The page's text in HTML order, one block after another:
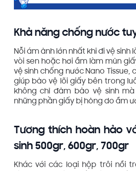
Khả năng chống nước
Nỗi ám ảnh lớn nhất khi đi vệ sinh
vòi sen hoặc hơi ẩm làm mủn
vệ sinh chống nước Nano Tissue,
giúp bảo vệ lõi giấy bên trong
không chỉ đảm bảo vệ sinh
những phần giấy bị hỏng do ẩm
Tương thích hoàn hảo
sinh 500gr, 600gr, 700gr
Khác với các loại hộp trôi nổi